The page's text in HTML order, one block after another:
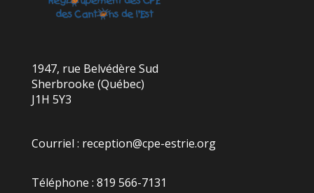
1947, rue Belvédère Sud
Sherbrooke (Québec)
J1H 5Y3
Courriel : reception@cpe-estrie.org
Téléphone : 819 566-7131